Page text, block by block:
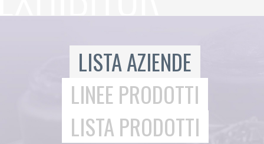
LISTA AZIENDE
LINEE PRODOTTI
LISTA PRODOTTI